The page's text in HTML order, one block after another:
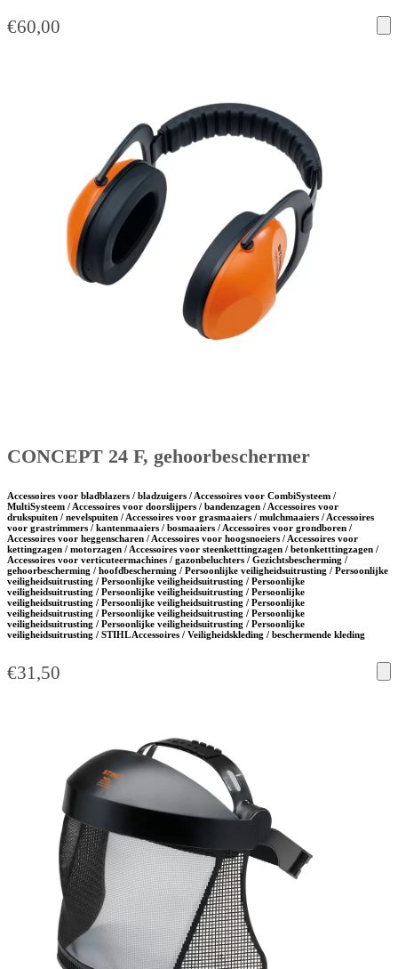
€60,00
CONCEPT 24 F, gehoorbeschermer
Accessoires voor bladblazers / bladzuigers / Accessoires voor CombiSysteem /
MultiSysteem / Accessoires voor doorslijpers / bandenzagen / Accessoires voor
drukspuiten / nevelspuiten / Accessoires voor grasmaaiers / mulchmaaiers / Accessoires
voor grastrimmers / kantenmaaiers / bosmaaiers / Accessoires voor grondboren /
Accessoires voor heggenscharen / Accessoires voor hoogsnoeiers / Accessoires voor
kettingzagen / motorzagen / Accessoires voor steenketttingzagen / betonketttingzagen /
Accessoires voor verticuteermachines / gazonbeluchters / Gezichtsbescherming /
gehoorbescherming / hoofdbescherming / Persoonlijke veiligheidsuitrusting / Persoonlijke
veiligheidsuitrusting / Persoonlijke veiligheidsuitrusting / Persoonlijke
veiligheidsuitrusting / Persoonlijke veiligheidsuitrusting / Persoonlijke
veiligheidsuitrusting / Persoonlijke veiligheidsuitrusting / Persoonlijke
veiligheidsuitrusting / Persoonlijke veiligheidsuitrusting / Persoonlijke
veiligheidsuitrusting / Persoonlijke veiligheidsuitrusting / Persoonlijke
veiligheidsuitrusting / STIHL Accessoires / Veiligheidskleding / beschermende kleding
€31,50